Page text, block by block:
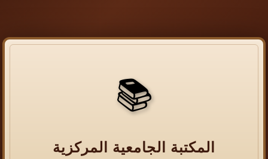
📚
المكتبة الجامعية المركزية